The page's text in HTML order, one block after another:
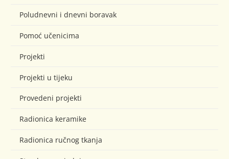
Poludnevni i dnevni boravak
Pomoć učenicima
Projekti
Projekti u tijeku
Provedeni projekti
Radionica keramike
Radionica ručnog tkanja